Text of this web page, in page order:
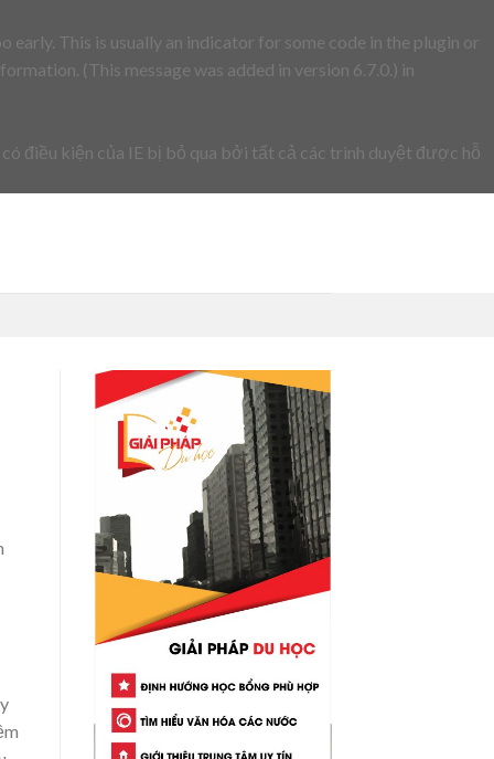
early. This is usually an indicator for some code in the plugin or
(This message was added in version 6.7.0.) in
điều kiện của IE bị bỏ qua bởi tất cả các trình duyệt được hỗ